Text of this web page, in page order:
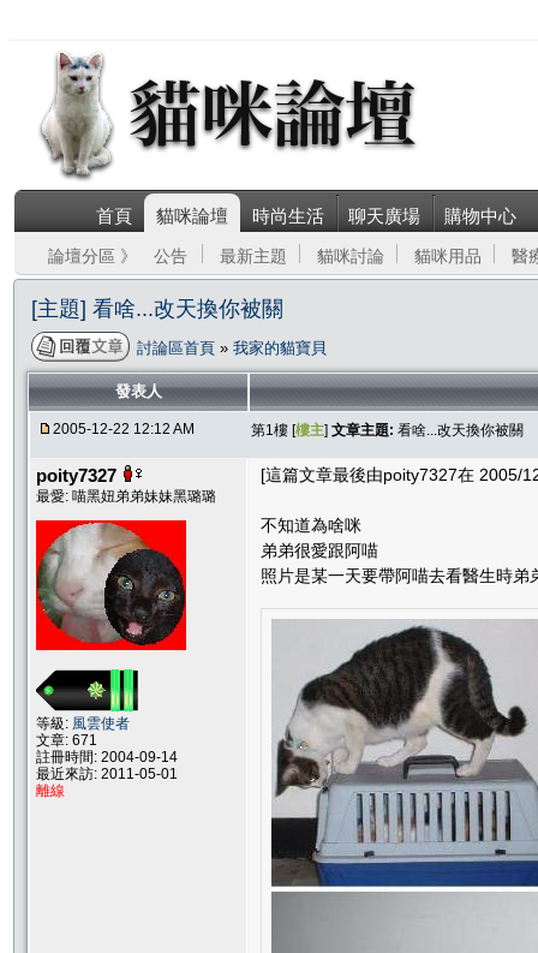
首頁 貓咪論壇 時尚生活 聊天廣場 購物中心
論壇分區 》 公告 最新主題 貓咪討論 貓咪用品 醫
[主題] 看啥...改天換你被關
討論區首頁 » 我家的貓寶貝
發表人
2005-12-22 12:12 AM 第1樓 [樓主] 文章主題: 看啥...改天換你被關
poity7327
最愛: 喵黑妞弟弟妹妹黑璐璐
等級: 風雲使者
文章: 671
註冊時間: 2004-09-14
最近來訪: 2011-05-01
離線
[這篇文章最後由poity7327在 2005/
不知道為啥咪
弟弟很愛跟阿喵
照片是某一天要帶阿喵去看醫生時弟